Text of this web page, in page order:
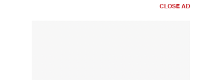
CLOSE AD